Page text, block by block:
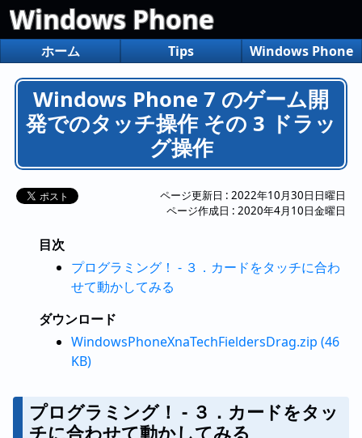
Windows Phone
ホーム Tips Windows Phone
Windows Phone 7 のゲーム開
発でのタッチ操作 その 3 ドラッ
グ操作
ページ更新日 : 2022年10月30日日曜日
ページ作成日 : 2020年4月10日金曜日
目次
プログラミング！ - ３．カードをタッチに合わ
せて動かしてみる
ダウンロード
WindowsPhoneXnaTechFieldersDrag.zip (46
KB)
プログラミング！ - ３．カードをタッ
チに合わせて動かしてみる